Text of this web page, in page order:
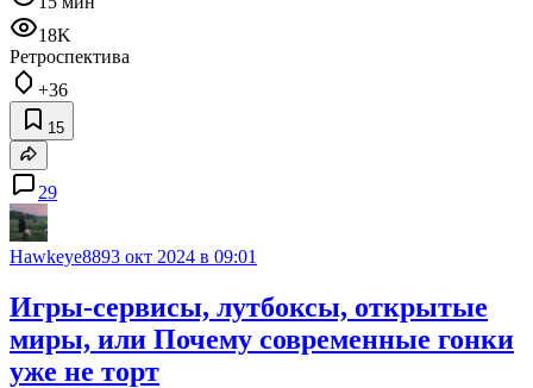
18K
Ретроспектива
+36
15
29
Hawkeye8893 окт 2024 в 09:01
Игры-сервисы, лутбоксы, открытые
миры, или Почему современные гонки
уже не торт